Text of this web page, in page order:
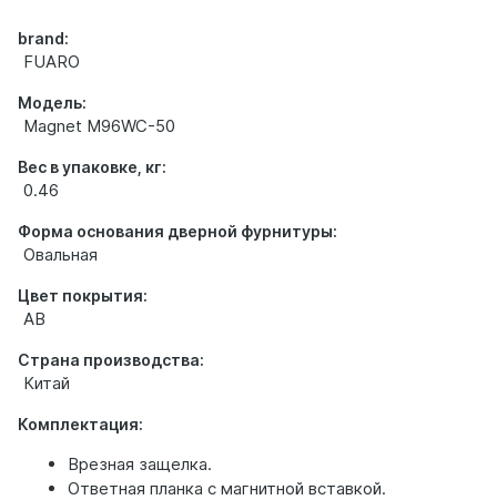
brand:
FUARO
Модель:
Magnet M96WC-50
Вес в упаковке, кг:
0.46
Форма основания дверной фурнитуры:
Овальная
Цвет покрытия:
AB
Страна производства:
Китай
Комплектация:
Врезная защелка.
Ответная планка с магнитной вставкой.